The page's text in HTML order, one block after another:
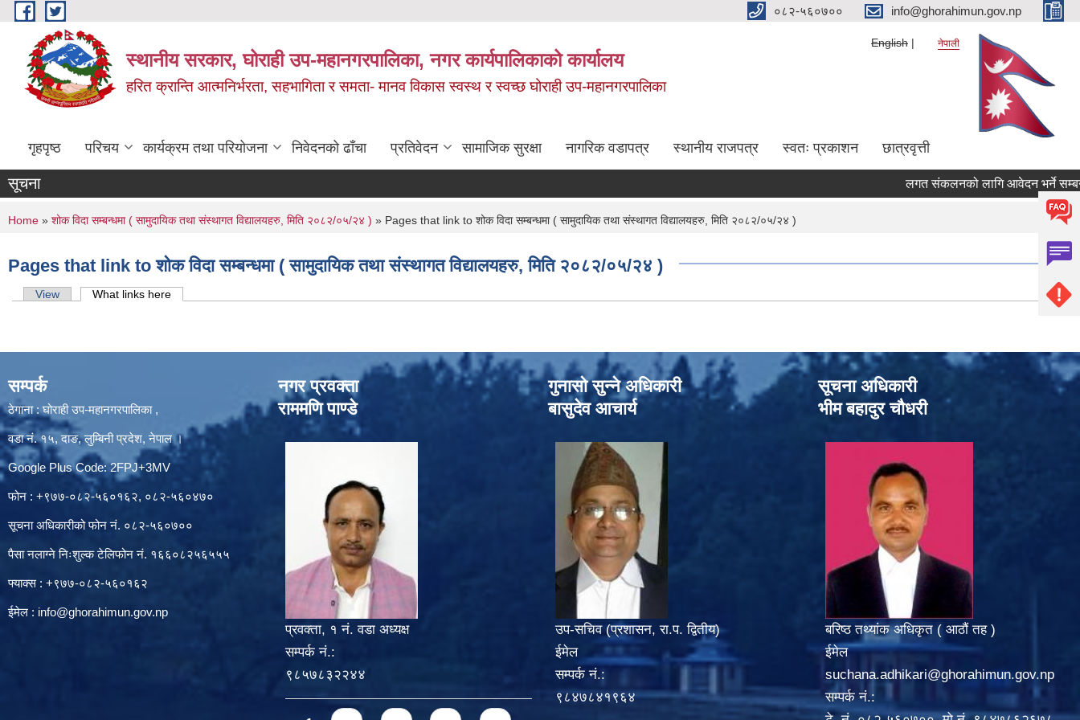
Skip to main content ०८२-५६०७०० info@ghorahimun.gov.np
स्थानीय सरकार, घोराही उप-महानगरपालिका, नगर कार्यपालिकाको कार्यालय
हरित क्रान्ति आत्मनिर्भरता, सहभागिता र समता- मानव विकास स्वस्थ र स्वच्छ घोराही उप-महानगरपालिका
English नेपाली
गृहपृष्ठ परिचय कार्यक्रम तथा परियोजना निवेदनको ढाँचा प्रतिवेदन सामाजिक सुरक्षा नागरिक वडापत्र स्थानीय राजपत्र स्वतः प्रकाशन छात्रवृत्ती
सूचना लगत संकलनको लागि आवेदन भर्ने
You are here
Home » शोक विदा सम्बन्धमा ( सामुदायिक तथा संस्थागत विद्यालयहरु, मिति २०८२/०५/२४ ) » Pages that link to शोक विदा सम्बन्धमा ( सामुदायिक तथा संस्थागत विद्यालयहरु, मिति २०८२/०५/२४ )
Pages that link to शोक विदा सम्बन्धमा ( सामुदायिक तथा संस्थागत विद्यालयहरु, मिति २०८२/०५/२४ )
Primary tabs
View What links here
सम्पर्क
ठेगाना : घोराही उप-महानगरपालिका ,
वडा नं. १५, दाङ, लुम्बिनी प्रदेश, नेपाल ।
Google Plus Code: 2FPJ+3MV
फोन : +९७७-०८२-५६०१६२, ०८२-५६०४७०
सूचना अधिकारीको फोन नं. ०८२-५६०७००
पैसा नलाग्ने निःशुल्क टेलिफोन नं. १६६०८२५६५५५
फ्याक्स : +९७७-०८२-५६०१६२
ईमेल : info@ghorahimun.gov.np
नगर प्रवक्ता
राममणि पाण्डे
प्रवक्ता, १ नं. वडा अध्यक्ष
सम्पर्क नं.:
९८५७८३२२४४
गुनासो सुन्‍ने अधिकारी
बासुदेव आचार्य
उप-सचिव (प्रशासन, रा.प. द्वितीय)
ईमेल
सम्पर्क नं.:
९८४७८४१९६४
सूचना अधिकारी
भीम बहादुर चौधरी
बरिष्ठ तथ्यांक अधिकृत ( आठौं तह )
ईमेल
suchana.adhikari@ghorahimun.gov.np
सम्पर्क नं.: